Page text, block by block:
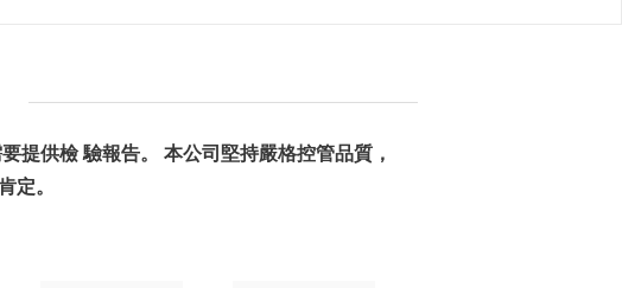
提供檢 驗報告。 本公司堅持嚴格控管品質，
定。